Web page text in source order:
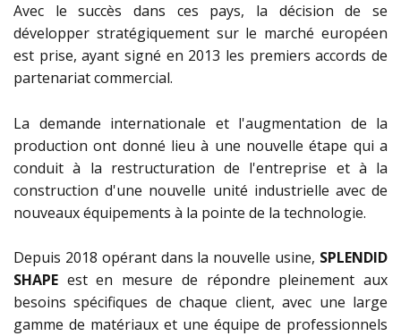
Avec le succès dans ces pays, la décision de se
développer stratégiquement sur le marché européen
est prise, ayant signé en 2013 les premiers accords de
partenariat commercial.
La demande internationale et l'augmentation de la
production ont donné lieu à une nouvelle étape qui a
conduit à la restructuration de l'entreprise et à la
construction d'une nouvelle unité industrielle avec de
nouveaux équipements à la pointe de la technologie.
Depuis 2018 opérant dans la nouvelle usine, SPLENDID
SHAPE est en mesure de répondre pleinement aux
besoins spécifiques de chaque client, avec une large
gamme de matériaux et une équipe de professionnels